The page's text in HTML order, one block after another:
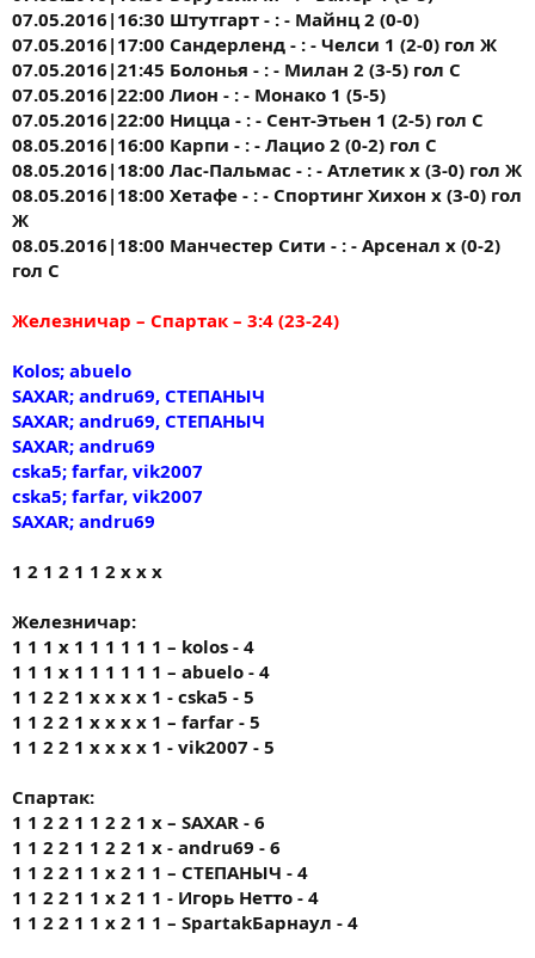
07.05.2016|16:30 Штутгарт - : - Майнц 2 (0-0)
07.05.2016|17:00 Сандерленд - : - Челси 1 (2-0) гол Ж
07.05.2016|21:45 Болонья - : - Милан 2 (3-5) гол С
07.05.2016|22:00 Лион - : - Монако 1 (5-5)
07.05.2016|22:00 Ницца - : - Сент-Этьен 1 (2-5) гол С
08.05.2016|16:00 Карпи - : - Лацио 2 (0-2) гол С
08.05.2016|18:00 Лас-Пальмас - : - Атлетик х (3-0) гол Ж
08.05.2016|18:00 Хетафе - : - Спортинг Хихон х (3-0) гол
Ж
08.05.2016|18:00 Манчестер Сити - : - Арсенал х (0-2)
гол С
Железничар – Спартак – 3:4 (23-24)
Kolos; abuelo
SAXAR; andru69, СТЕПАНЫЧ
SAXAR; andru69, СТЕПАНЫЧ
SAXAR; andru69
cska5; farfar, vik2007
cska5; farfar, vik2007
SAXAR; andru69
1 2 1 2 1 1 2 х х х
Железничар:
1 1 1 x 1 1 1 1 1 1 – kolos - 4
1 1 1 x 1 1 1 1 1 1 – abuelo - 4
1 1 2 2 1 x x x x 1 - cska5 - 5
1 1 2 2 1 x x x x 1 – farfar - 5
1 1 2 2 1 x x x x 1 - vik2007 - 5
Спартак:
1 1 2 2 1 1 2 2 1 х – SAXAR - 6
1 1 2 2 1 1 2 2 1 х - andru69 - 6
1 1 2 2 1 1 х 2 1 1 – СТЕПАНЫЧ - 4
1 1 2 2 1 1 х 2 1 1 - Игорь Нетто - 4
1 1 2 2 1 1 х 2 1 1 – SpartakБарнаул - 4